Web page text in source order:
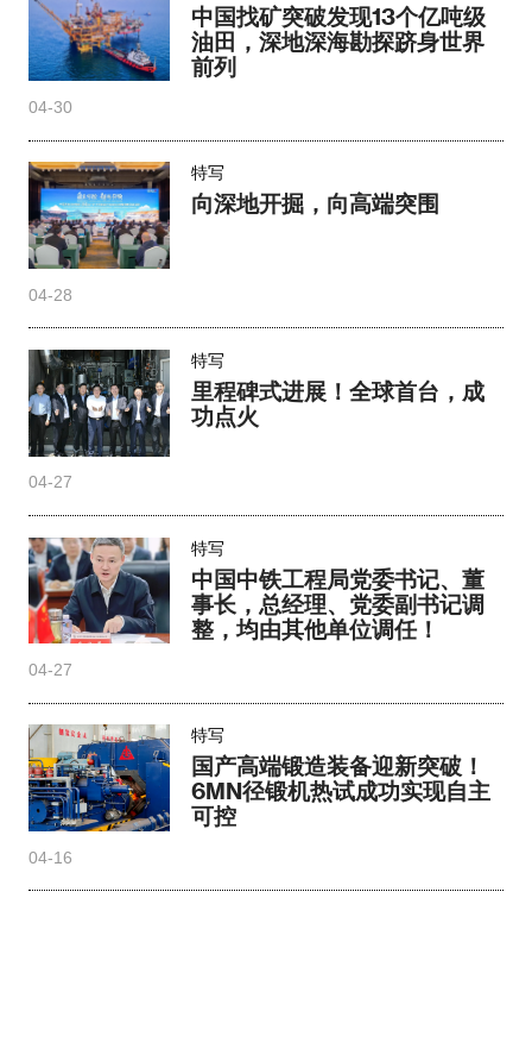
中国找矿突破发现13个亿吨级
油田，深地深海勘探跻身世界
前列
04-30
特写
向深地开掘，向高端突围
04-28
特写
里程碑式进展！全球首台，成
功点火
04-27
特写
中国中铁工程局党委书记、董
事长，总经理、党委副书记调
整，均由其他单位调任！
04-27
特写
国产高端锻造装备迎新突破！
6MN径锻机热试成功实现自主
可控
04-16